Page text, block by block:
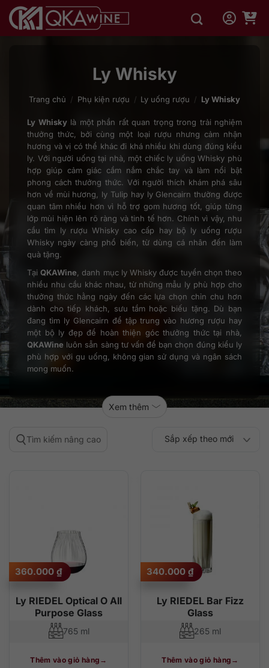
qua
Ly Whisky
Trang chủ / Phụ kiện rượu / Ly uống rượu / Ly Whisky
Ly Whiskylà một phần rất quan trọng trong trải nghiệm
thưởng thức, bởi cùng một loại rượu nhưng cảm nhận
hương và vị có thể khác đi khá nhiều khi dùng đúng kiểu
ly. Với người uống tại nhà, một chiếc ly uống Whisky phù
hợp giúp cảm giác cầm nắm chắc tay và làm nổi bật
phong cách thưởng thức. Với người thích khám phá sâu
hơn về mùi hương, ly Tulip hay ly Glencairn thường được
quan tâm nhiều hơn vì hỗ trợ gom hương tốt, giúp từng
lớp mùi hiện lên rõ ràng và tinh tế hơn. Chính vì vậy, nhu
cầu tìm ly rượu Whisky cao cấp hay bộ ly uống rượu
Whisky ngày càng phổ biến, từ dùng cá nhân đến làm
quà tặng.
TạiQKAWine, danh mục ly Whisky được tuyển chọn theo
nhiều nhu cầu khác nhau, từ những mẫu ly phù hợp cho
thưởng thức hằng ngày đến các lựa chọn chỉn chu hơn
dành cho tiếp khách, sưu tầm hoặc biếu tặng. Dù bạn
đang tìm ly Glencairn để tập trung vào hương rượu hay
một bộ ly đẹp để hoàn thiện góc thưởng thức tại nhà,
QKAWine luôn sẵn sàng tư vấn để bạn chọn đúng kiểu ly
phù hợp với gu uống, không gian sử dụng và ngân sách
mong muốn.
Xem thêm
Tìm kiếm nâng cao Sắp xếp theo
Sắp xếp theo mới
Ly RIEDEL Optical O All
Purpose Glass
360.000 ₫
765 ml
Thêm vào giỏ hàng
Ly RIEDEL Bar Fizz
Glass
340.000 ₫
265 ml
Thêm vào giỏ hàng